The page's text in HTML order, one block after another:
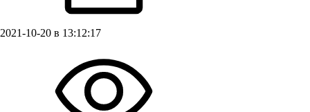
2021-10-20 в 13:12:17